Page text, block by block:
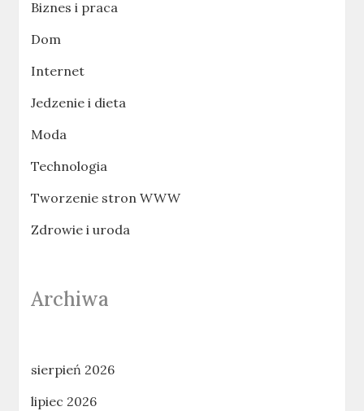
Biznes i praca
Dom
Internet
Jedzenie i dieta
Moda
Technologia
Tworzenie stron WWW
Zdrowie i uroda
Archiwa
sierpień 2026
lipiec 2026